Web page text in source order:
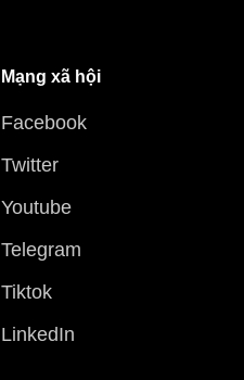
Mạng xã hội
Facebook
Twitter
Youtube
Telegram
Tiktok
LinkedIn